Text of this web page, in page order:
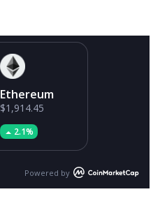
Ethereum
$1,914.45
2.1%
Powered by